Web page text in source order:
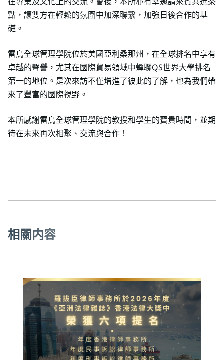
點，讓雙方在輕鬆的氛圍中加深聯繫，加強日後合作的基
礎。
雷鳥全球管理學院位於美國亞利桑那州，在全球排名中享有
卓越的聲譽，尤其在國際貿易領域中蟬聯QS世界大學排名
第一的地位。是次來訪不僅增進了彼此的了解，也為我們帶
來了豐富的國際視野。
本所感謝雷鳥全球管理學院的教授和學生的寶貴時間，並期
待在未來再次相聚、交流與合作！
相關内容